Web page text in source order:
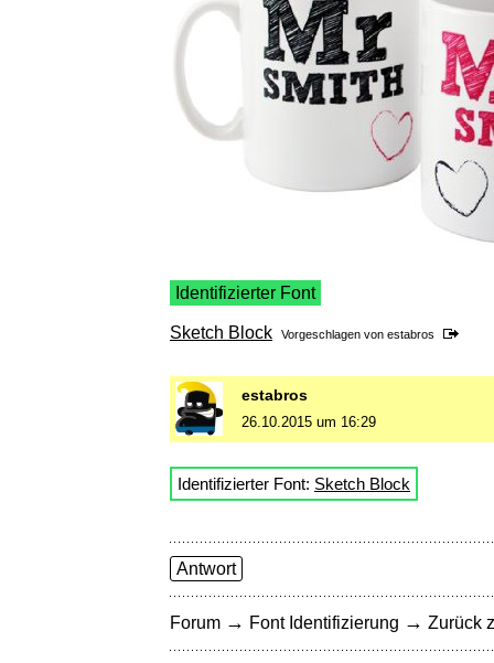
Identifizierter Font
Sketch Block Vorgeschlagen von estabros
estabros
26.10.2015 um 16:29
Identifizierter Font: Sketch Block
Antwort
Forum → Font Identifizierung → Zurück